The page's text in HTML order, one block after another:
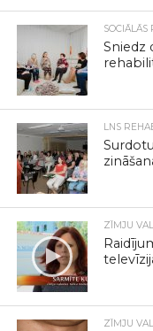
SOCIĀLĀS
Sniedz
LNS
ZĪMJU
ZĪMJU